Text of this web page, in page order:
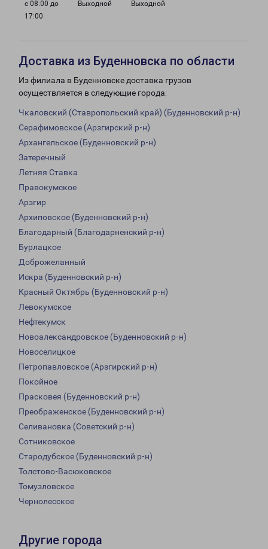
с 08:00 до
17:00
Выходной Выходной
Доставка из Буденновска по области
Из филиала в Буденновске доставка грузов
осуществляется в следующие города:
Чкаловский (Ставропольский край) (Буденновский р-н)
Серафимовское (Арзгирский р-н)
Архангельское (Буденновский р-н)
Затеречный
Летняя Ставка
Правокумское
Арзгир
Архиповское (Буденновский р-н)
Благодарный (Благодарненский р-н)
Бурлацкое
Доброжеланный
Искра (Буденновский р-н)
Красный Октябрь (Буденновский р-н)
Левокумское
Нефтекумск
Новоалександровское (Буденновский р-н)
Новоселицкое
Петропавловское (Арзгирский р-н)
Покойное
Прасковея (Буденновский р-н)
Преображенское (Буденновский р-н)
Селивановка (Советский р-н)
Сотниковское
Стародубское (Буденновский р-н)
Толстово-Васюковское
Томузловское
Чернолесское
Другие города